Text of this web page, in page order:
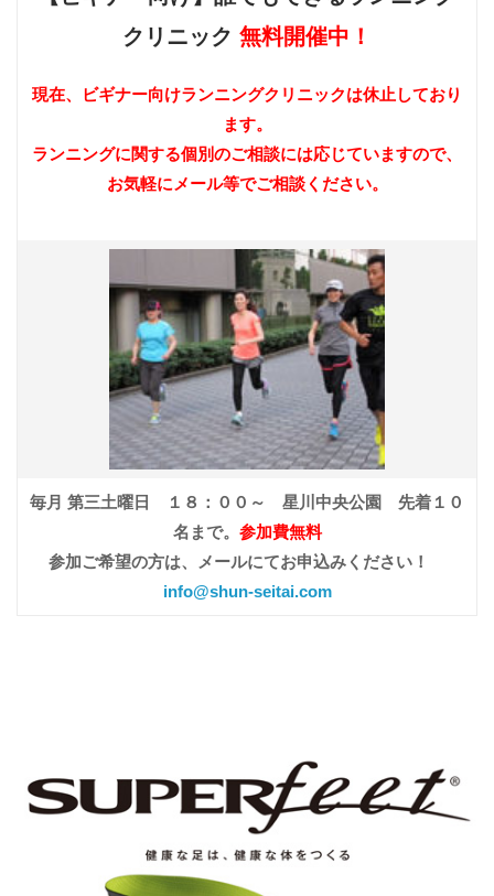
クリニック 無料開催中！
現在、ビギナー向けランニングクリニックは休止しており
ます。
ランニングに関する個別のご相談には応じていますので、
お気軽にメール等でご相談ください。
毎月 第三土曜日 １８：００～ 星川中央公園 先着１０
名まで。 参加費無料
参加ご希望の方は、メールにてお申込みください！
info@shun-seitai.com